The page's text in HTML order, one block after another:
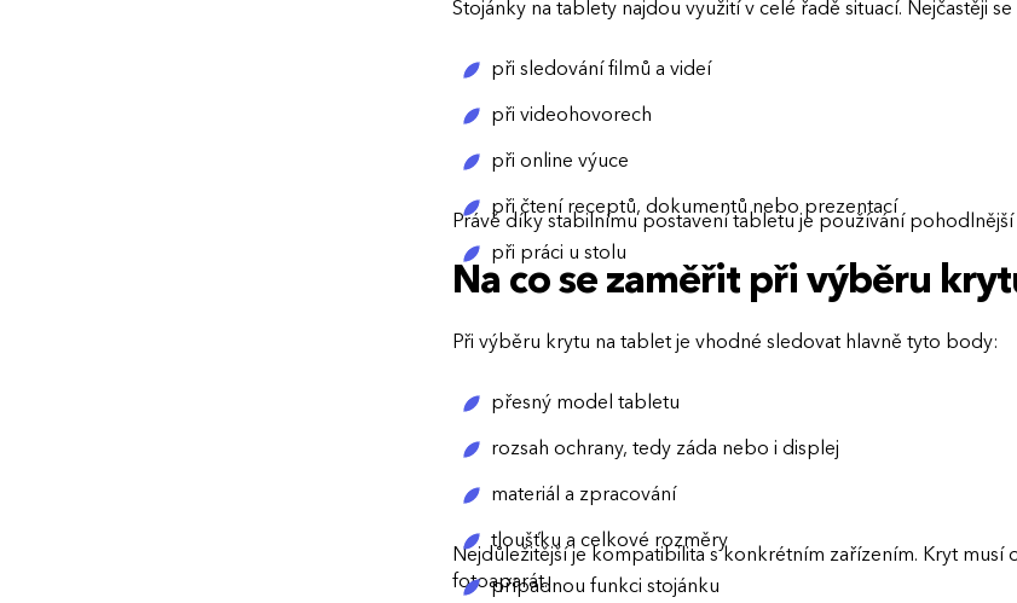
Stojánky na tablety najdou využití v celé řadě situací. Nejčastěji
při sledování filmů a videí
při videohovorech
při online výuce
při čtení receptů, dokumentů nebo prezentací
při práci u stolu
Právě díky stabilnímu postavení tabletu je používání
Na co se zaměřit při výběru
Při výběru krytu na tablet je vhodné sledovat hlavně tyto body:
přesný model tabletu
rozsah ochrany, tedy záda nebo i displej
materiál a zpracování
tloušťku a celkové rozměry
případnou funkci stojánku
Nejdůležitější je kompatibilita s konkrétním zařízením. Kryt
fotoaparát.